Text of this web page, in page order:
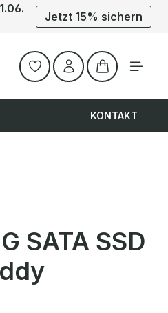
Jetzt 15% sichern
Warenkorb
KONTAKT
SATA SSD